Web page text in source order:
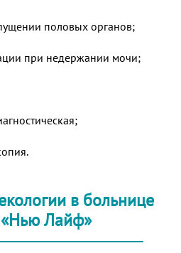
половых органов;
при недержании мочи;
в больнице
Лайф»